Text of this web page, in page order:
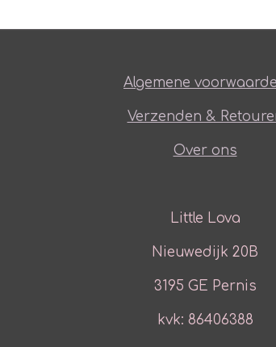
Algemene
Verzenden &
Over ons
Little Lova
Nieuwedijk 20B
3195 GE Pernis
kvk: 86406388